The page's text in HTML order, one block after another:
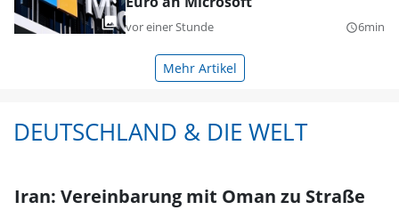
vor einer Stunde query_builder6min
Mehr Artikel
DEUTSCHLAND & DIE WELT
Iran: Vereinbarung mit Oman zu Straße